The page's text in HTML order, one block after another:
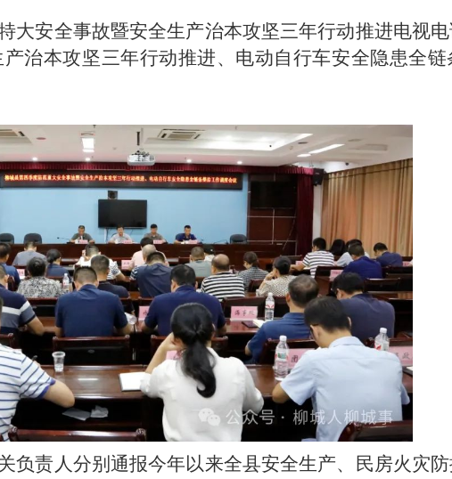
大安全事故暨安全生产治本攻坚三年行动推进电视
治本攻坚三年行动推进、电动自行车安全隐患全
负责人分别通报今年以来全县安全生产、民房火灾